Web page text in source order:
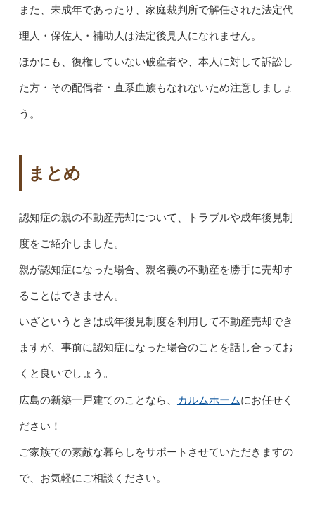
また、未成年であったり、家庭裁判所で解任された法定代
理人・保佐人・補助人は法定後見人になれません。
ほかにも、復権していない破産者や、本人に対して訴訟し
た方・その配偶者・直系血族もなれないため注意しましょ
う。
まとめ
認知症の親の不動産売却について、トラブルや成年後見制
度をご紹介しました。
親が認知症になった場合、親名義の不動産を勝手に売却す
ることはできません。
いざというときは成年後見制度を利用して不動産売却でき
ますが、事前に認知症になった場合のことを話し合ってお
くと良いでしょう。
広島の新築一戸建てのことなら、 カルムホームにお任せく
ださい！
ご家族での素敵な暮らしをサポートさせていただきますの
で、お気軽にご相談ください。